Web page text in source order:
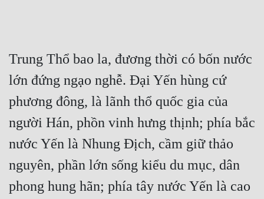
Xa Lộ Dịch
Cung Đấu
Cạnh Kỹ
Cổ Đại
Trung Thổ bao la, đương thời có bốn nước
lớn đứng ngạo nghễ. Đại Yến hùng cứ
phương đông, là lãnh thổ quốc gia của
người Hán, phồn vinh hưng thịnh; phía bắc
nước Yến là Nhung Địch, cầm giữ thảo
nguyên, phần lớn sống kiểu du mục, dân
phong hung hãn; phía tây nước Yến là cao